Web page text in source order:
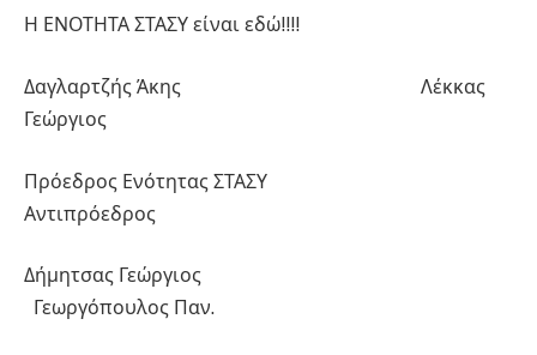
Η ΕΝΟΤΗΤΑ ΣΤΑΣΥ είναι εδώ!!!!
Δαγλαρτζής Άκης Λέκκας
Γεώργιος
Πρόεδρος Ενότητας ΣΤΑΣΥ
Αντιπρόεδρος
Δήμητσας Γεώργιος
Γεωργόπουλος Παν.